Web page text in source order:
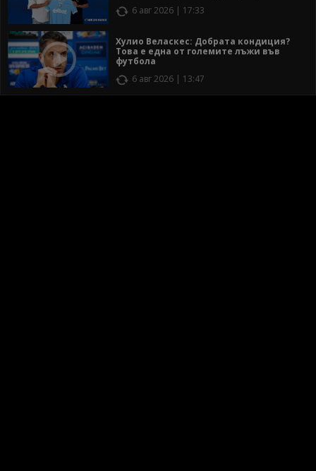
6 авг 2026 | 17:33
Хулио Веласкес: Добрата кондиция?
Това е една от големите лъжи във
футбола
6 авг 2026 | 13:47